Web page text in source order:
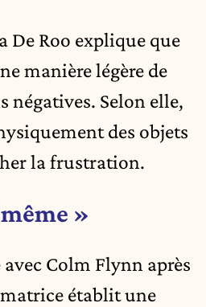
De Roo explique que
manière légère de
négatives. Selon elle,
des objets
la frustration.
»
Colm Flynn après
établit une